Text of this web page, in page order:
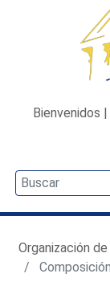
Bienvenidos |
Organización